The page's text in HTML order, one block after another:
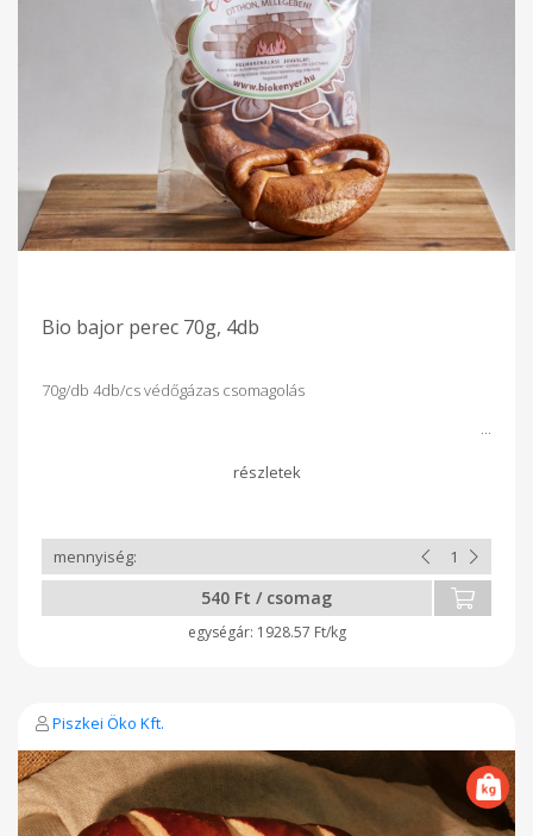
Bio bajor perec 70g, 4db
70g/db 4db/cs védőgázas csomagolás
540 Ft / csomag
1928.57 Ft/kg
Piszkei Öko Kft.